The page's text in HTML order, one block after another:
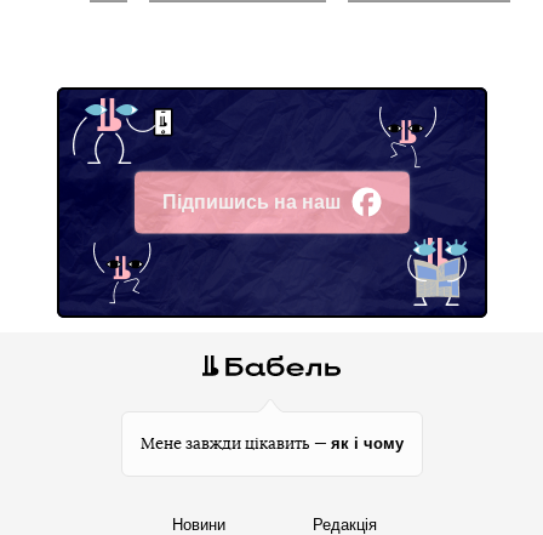
Підпишись на наш
Facebook
Мене завжди цікавить — як і чому
Новини
Редакція